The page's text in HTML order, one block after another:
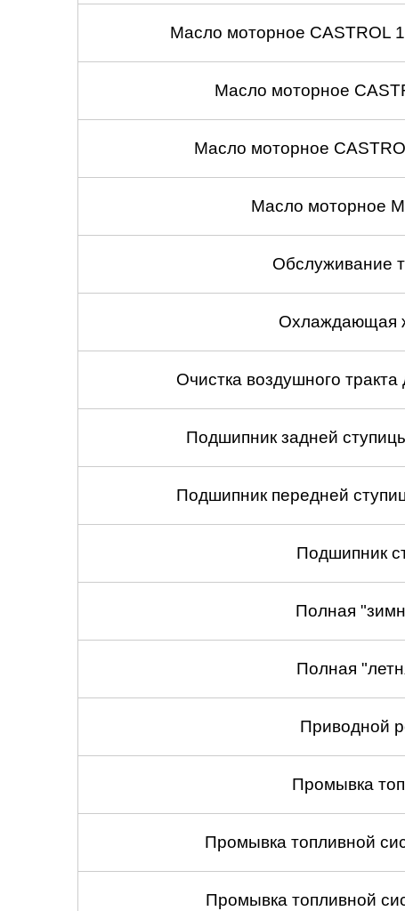
Масло моторное CASTROL
Масло моторное
Масло моторное
Масло моторное
Обслуживание
Охлаждающая
Очистка воздушного
Подшипник задней
Подшипник передней
Подшипник
Полная
Полная
Приводной
Промывка
Промывка топливной
Промывка топливной